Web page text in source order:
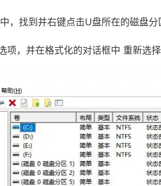
，找到并右键点击U盘所在的磁盘分
项，并在格式化的对话框中 重新选